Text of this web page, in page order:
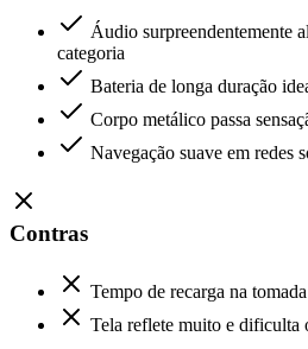
Áudio surpreendentemente
categoria
Bateria de longa duração
Corpo metálico passa
Navegação suave em redes
Contras
Tempo de recarga na
Tela reflete muito e dificulta